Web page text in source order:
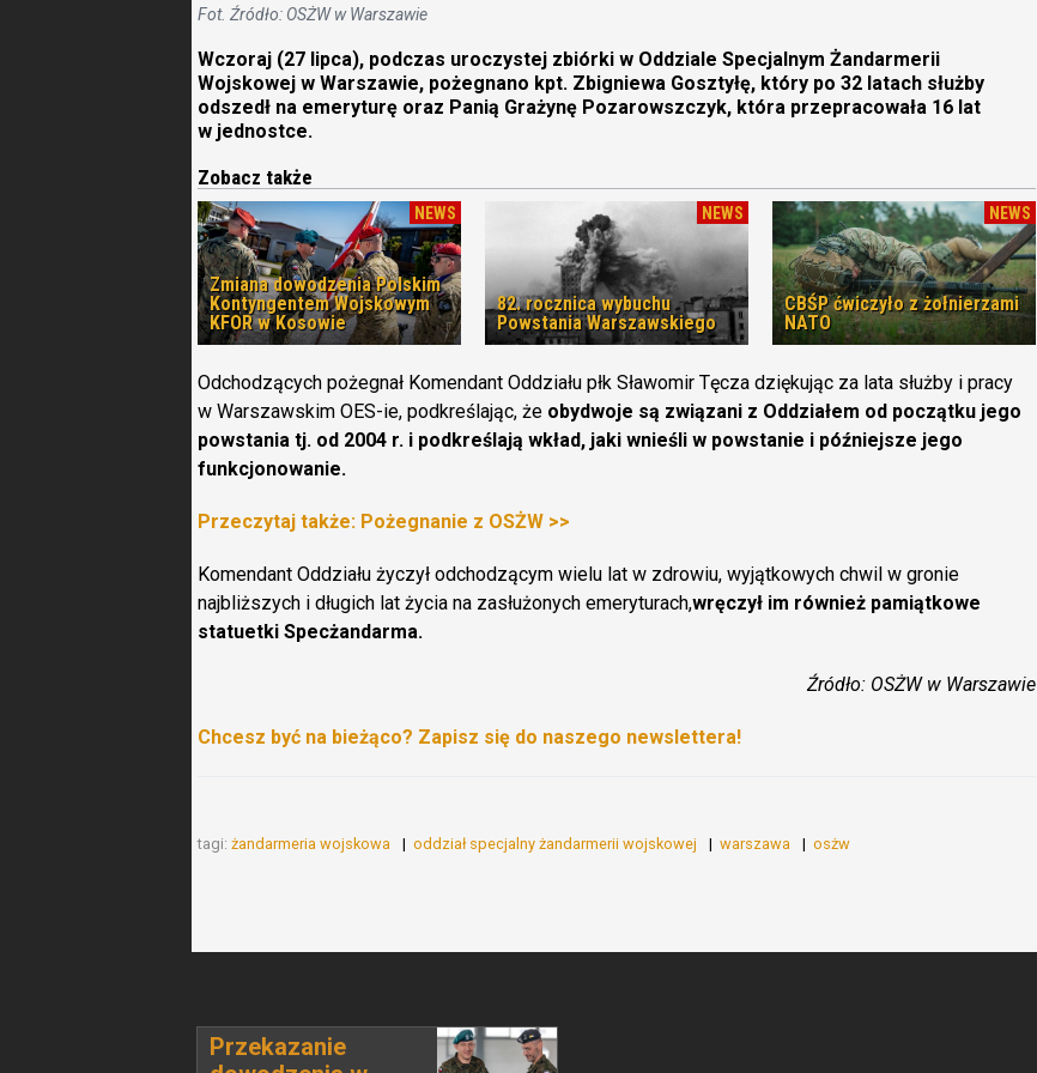
Fot. Źródło: OSŻW w Warszawie
Wczoraj (27 lipca), podczas uroczystej zbiórki w Oddziale Specjalnym Żandarmerii
Wojskowej w Warszawie, pożegnano kpt. Zbigniewa Gosztyłę, który po 32 latach służby
odszedł na emeryturę oraz Panią Grażynę Pozarowszczyk, która przepracowała 16 lat
w jednostce.
Zobacz także
NEWS
Zmiana dowodzenia Polskim
Kontyngentem Wojskowym
KFOR w Kosowie
NEWS
82. rocznica wybuchu
Powstania Warszawskiego
NEWS
CBŚP ćwiczyło z żołnierzami
NATO
Odchodzących pożegnał Komendant Oddziału płk Sławomir Tęcza dziękując za lata służby i pracy
w Warszawskim OES-ie, podkreślając, że obydwoje są związani z Oddziałem od początku jego
powstania tj. od 2004 r. i podkreślają wkład, jaki wnieśli w powstanie i późniejsze jego
funkcjonowanie.
Przeczytaj także: Pożegnanie z OSŻW >>
Komendant Oddziału życzył odchodzącym wielu lat w zdrowiu, wyjątkowych chwil w gronie
najbliższych i długich lat życia na zasłużonych emeryturach,wręczył im również pamiątkowe
statuetki Specżandarma.
Źródło: OSŻW w Warszawie
Chcesz być na bieżąco? Zapisz się do naszego newslettera!
tagi: żandarmeria wojskowa oddział specjalny żandarmerii wojskowej warszawa osżw
Przekazanie